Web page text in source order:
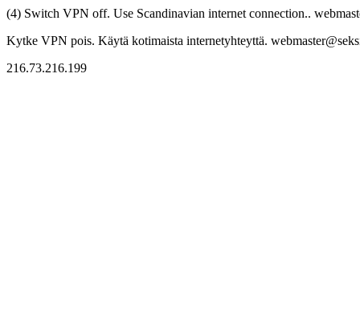
(4) Switch VPN off. Use Scandinavian internet connection..
Kytke VPN pois. Käytä kotimaista internetyhteyttä.
216.73.216.199